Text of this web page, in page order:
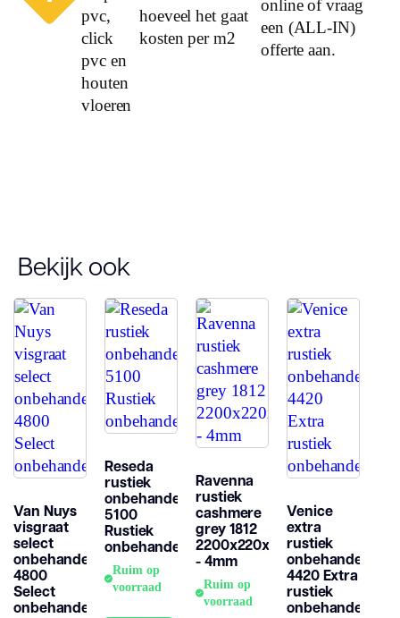
pvc,
click
pvc en
houten
vloeren
hoeveel het gaat
kosten per m2
online of vraag
een (ALL-IN)
offerte aan.
Bekijk ook
Van Nuys
visgraat
select
onbehandeld
4800
Select
onbehandeld
Reseda
rustiek
onbehandeld
5100
Rustiek
onbehandeld
Ruim op
voorraad
Ravenna
rustiek
cashmere
grey 1812
2200x220x15mm
- 4mm
Ruim op
voorraad
Venice
extra
rustiek
onbehandeld
4420 Extra
rustiek
onbehandeld